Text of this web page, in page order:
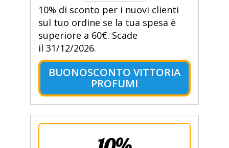
10% di sconto per i nuovi clienti
sul tuo ordine se la tua spesa è
superiore a 60€. Scade
il 31/12/2026.
BUONOSCONTO VITTORIA
PROFUMI